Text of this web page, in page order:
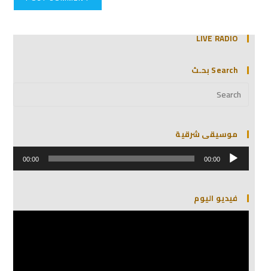
LIVE RADIO
Search بحـث
موسيقى شرقية
مشغل
الصوت 00:00
00:00
فيديو اليوم
مشغل